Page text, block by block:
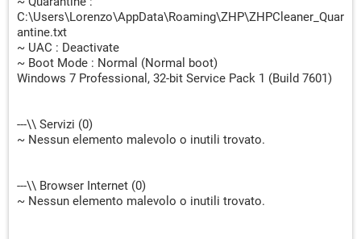
C:\Users\Lorenzo\AppData\Roaming\ZHP\ZHPCleaner_Quar
antine.txt
~ UAC : Deactivate
~ Boot Mode : Normal (Normal boot)
Windows 7 Professional, 32-bit Service Pack 1 (Build 7601)
---\\ Servizi (0)
~ Nessun elemento malevolo o inutili trovato.
---\\ Browser Internet (0)
~ Nessun elemento malevolo o inutili trovato.